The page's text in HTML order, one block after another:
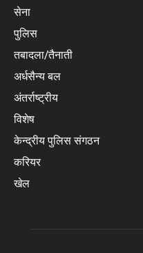
सेना
पुलिस
तबादला/तैनाती
अर्धसैन्य बल
अंतर्राष्ट्रीय
विशेष
केन्द्रीय पुलिस संगठन
करियर
खेल